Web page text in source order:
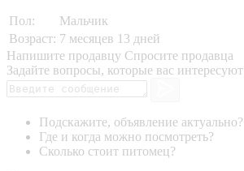
Пол:
Мальчик
Возраст: 7 месяцев 13 дней
Напишите продавцу Спросите продавца
Задайте вопросы, которые вас интересуют
Подскажите, объявление актуально?
Где и когда можно посмотреть?
Сколько стоит питомец?